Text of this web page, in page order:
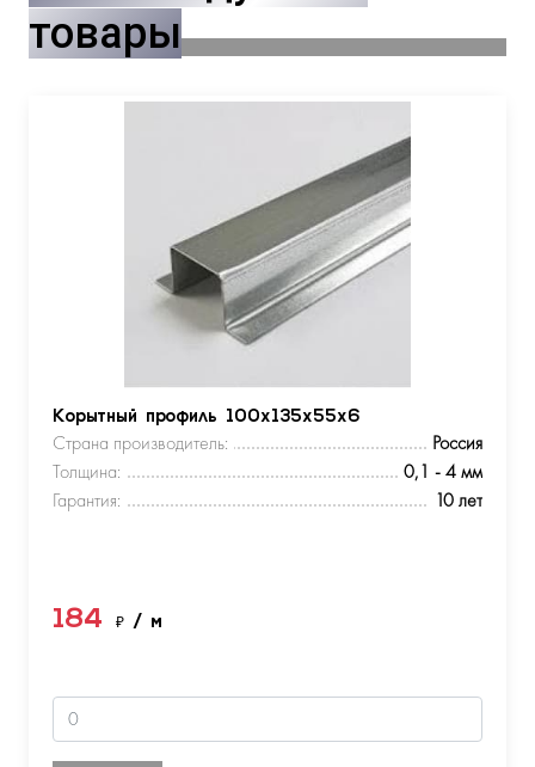
товары
Корытный профиль 100х135х55х6
Страна производитель:
Россия
Толщина:
0,1 - 4 мм
Гарантия:
10 лет
184 ₽ / м